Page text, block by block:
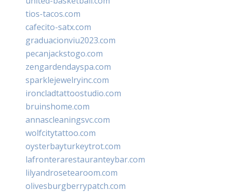
tios-tacos.com
cafecito-satx.com
graduacionviu2023.com
pecanjackstogo.com
zengardendayspa.com
sparklejewelryinc.com
ironcladtattoostudio.com
bruinshome.com
annascleaningsvc.com
wolfcitytattoo.com
oysterbayturkeytrot.com
lafronterarestauranteybar.com
lilyandrosetearoom.com
olivesburgberrypatch.com